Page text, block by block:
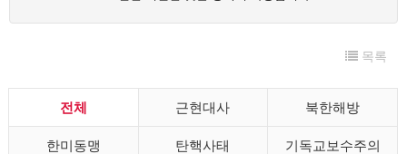
목록
전체 근현대사 북한해방
한미동맹 탄핵사태 기독교보수주의